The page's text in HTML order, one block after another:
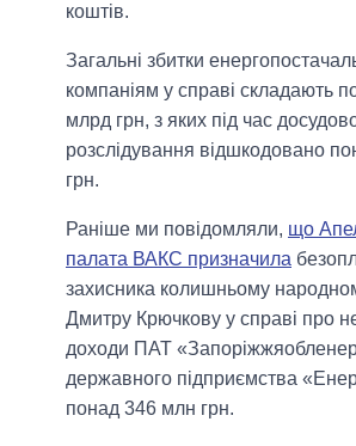
коштів.
Загальні збитки
компаніям у справі складають
млрд грн, з яких під час
розслідування відшкодовано
грн.
Раніше ми повідомляли, що
палата ВАКС призначила
захисника колишньому
Дмитру Крючкову у справі про
доходи ПАТ
державного підприємства
понад 346 млн грн.